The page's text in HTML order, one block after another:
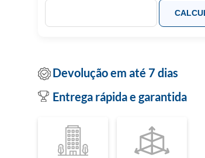
Devolução em até 7 dias
Entrega rápida e garantida